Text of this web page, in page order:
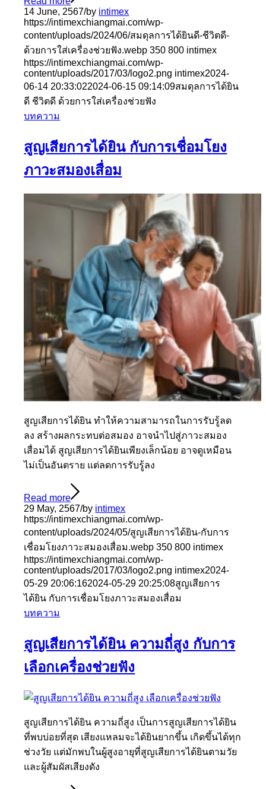
14 June, 2567/by intimex
https://intimexchiangmai.com/wp-
content/uploads/2024/06/สมดุลการได้ยินดี-ชีวิตดี-
ด้วยการใส่เครื่องช่วยฟัง.webp 350 800 intimex
https://intimexchiangmai.com/wp-
content/uploads/2017/03/logo2.png intimex2024-
06-14 20:33:022024-06-15 09:14:09สมดุลการได้ยิน
ดี ชีวิตดี ด้วยการใส่เครื่องช่วยฟัง
บทความ
สูญเสียการได้ยิน กับการเชื่อมโยง
ภาวะสมองเสื่อม
สูญเสียการได้ยิน ทำให้ความสามารถในการรับรู้ลด
ลง สร้างผลกระทบต่อสมอง อาจนำไปสู่ภาวะสมอง
เสื่อมได้ สูญเสียการได้ยินเพียงเล็กน้อย อาจดูเหมือน
ไม่เป็นอันตราย แต่ลดการรับรู้ลง
Read more
29 May, 2567/by intimex
https://intimexchiangmai.com/wp-
content/uploads/2024/05/สูญเสียการได้ยิน-กับการ
เชื่อมโยงภาวะสมองเสื่อม.webp 350 800 intimex
https://intimexchiangmai.com/wp-
content/uploads/2017/03/logo2.png intimex2024-
05-29 20:06:162024-05-29 20:25:08สูญเสียการ
ได้ยิน กับการเชื่อมโยงภาวะสมองเสื่อม
บทความ
สูญเสียการได้ยิน ความถี่สูง กับการ
เลือกเครื่องช่วยฟัง
สูญเสียการได้ยิน ความถี่สูง เป็นการสูญเสียการได้ยิน
ที่พบบ่อยที่สุด เสียงแหลมจะได้ยินยากขึ้น เกิดขึ้นได้ทุก
ช่วงวัย แต่มักพบในผู้สูงอายุที่สูญเสียการได้ยินตามวัย
และผู้สัมผัสเสียงดัง